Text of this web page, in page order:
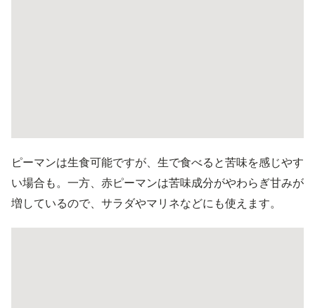
ピーマンは生食可能ですが、生で食べると苦味を感じやす
い場合も。一方、赤ピーマンは苦味成分がやわらぎ甘みが
増しているので、サラダやマリネなどにも使えます。